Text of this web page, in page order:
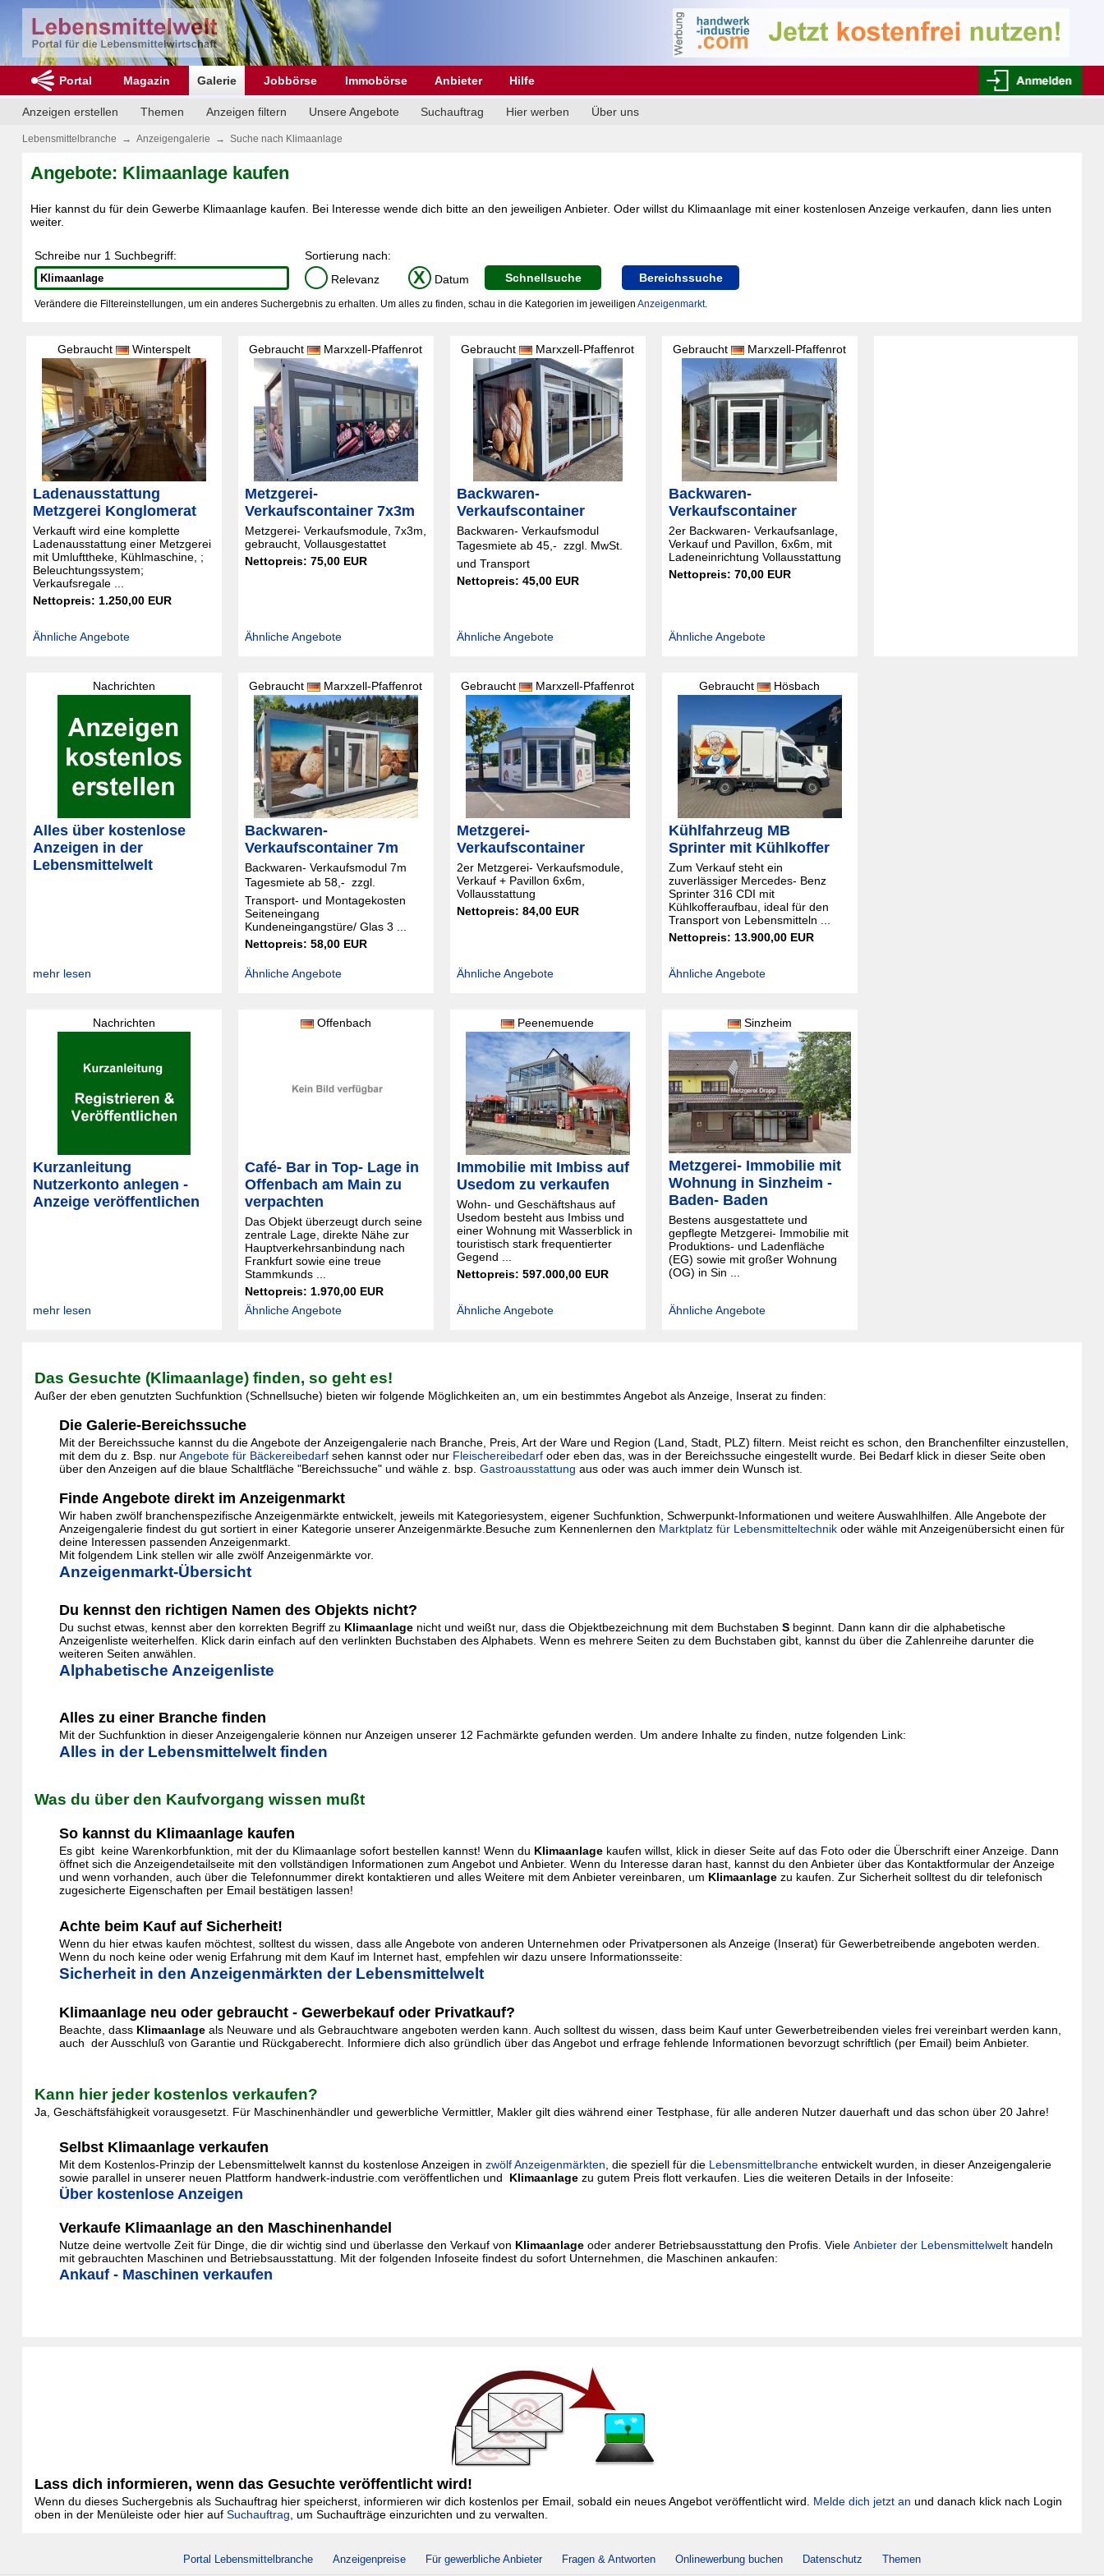
Portal Magazin Galerie Jobbörse Immobörse Anbieter Hilfe
Anzeigen erstellen Themen Anzeigen filtern Unsere Angebote Suchauftrag Hier werben Über uns
Lebensmittelbranche → Anzeigengalerie → Suche nach Klimaanlage
Angebote: Klimaanlage kaufen
Hier kannst du für dein Gewerbe Klimaanlage kaufen. Bei Interesse wende dich bitte an den jeweiligen Anbieter. Oder willst du Klimaanlage mit einer kostenlosen Anzeige verkaufen, dann lies unten
weiter.
Schreibe nur 1 Suchbegriff:
Sortierung nach:
Relevanz
X Datum Schnellsuche Bereichssuche
Verändere die Filtereinstellungen, um ein anderes Suchergebnis zu erhalten. Um alles zu finden, schau in die Kategorien im jeweiligen Anzeigenmarkt.
Gebraucht Winterspelt
Ladenausstattung
Metzgerei Konglomerat
Verkauft wird eine komplette
Ladenausstattung einer Metzgerei
mit Umlufttheke, Kühlmaschine, ;
Beleuchtungssystem;
Verkaufsregale ...
Nettopreis: 1.250,00 EUR
Ähnliche Angebote
Gebraucht Marxzell-Pfaffenrot
Metzgerei-
Verkaufscontainer 7x3m
Metzgerei- Verkaufsmodule, 7x3m,
gebraucht, Vollausgestattet
Nettopreis: 75,00 EUR
Ähnliche Angebote
Gebraucht Marxzell-Pfaffenrot
Backwaren-
Verkaufscontainer
Backwaren- Verkaufsmodul
Tagesmiete ab 45,-  zzgl. MwSt.
und Transport
Nettopreis: 45,00 EUR
Ähnliche Angebote
Gebraucht Marxzell-Pfaffenrot
Backwaren-
Verkaufscontainer
2er Backwaren- Verkaufsanlage,
Verkauf und Pavillon, 6x6m, mit
Ladeneinrichtung Vollausstattung
Nettopreis: 70,00 EUR
Ähnliche Angebote
Nachrichten
Alles über kostenlose
Anzeigen in der
Lebensmittelwelt
mehr lesen
Gebraucht Marxzell-Pfaffenrot
Backwaren-
Verkaufscontainer 7m
Backwaren- Verkaufsmodul 7m
Tagesmiete ab 58,-  zzgl.
Transport- und Montagekosten
Seiteneingang
Kundeneingangstüre/ Glas 3 ...
Nettopreis: 58,00 EUR
Ähnliche Angebote
Gebraucht Marxzell-Pfaffenrot
Metzgerei-
Verkaufscontainer
2er Metzgerei- Verkaufsmodule,
Verkauf + Pavillon 6x6m,
Vollausstattung
Nettopreis: 84,00 EUR
Ähnliche Angebote
Gebraucht Hösbach
Kühlfahrzeug MB
Sprinter mit Kühlkoffer
Zum Verkauf steht ein
zuverlässiger Mercedes- Benz
Sprinter 316 CDI mit
Kühlkofferaufbau, ideal für den
Transport von Lebensmitteln ...
Nettopreis: 13.900,00 EUR
Ähnliche Angebote
Nachrichten
Kurzanleitung
Nutzerkonto anlegen -
Anzeige veröffentlichen
mehr lesen
Offenbach
Café- Bar in Top- Lage in
Offenbach am Main zu
verpachten
Das Objekt überzeugt durch seine
zentrale Lage, direkte Nähe zur
Hauptverkehrsanbindung nach
Frankfurt sowie eine treue
Stammkunds ...
Nettopreis: 1.970,00 EUR
Ähnliche Angebote
Peenemuende
Immobilie mit Imbiss auf
Usedom zu verkaufen
Wohn- und Geschäftshaus auf
Usedom besteht aus Imbiss und
einer Wohnung mit Wasserblick in
touristisch stark frequentierter
Gegend ...
Nettopreis: 597.000,00 EUR
Ähnliche Angebote
Sinzheim
Metzgerei- Immobilie mit
Wohnung in Sinzheim -
Baden- Baden
Bestens ausgestattete und
gepflegte Metzgerei- Immobilie mit
Produktions- und Ladenfläche
(EG) sowie mit großer Wohnung
(OG) in Sin ...
Ähnliche Angebote
Das Gesuchte (Klimaanlage) finden, so geht es!
Außer der eben genutzten Suchfunktion (Schnellsuche) bieten wir folgende Möglichkeiten an, um ein bestimmtes Angebot als Anzeige, Inserat zu finden:
Die Galerie-Bereichssuche
Mit der Bereichssuche kannst du die Angebote der Anzeigengalerie nach Branche, Preis, Art der Ware und Region (Land, Stadt, PLZ) filtern. Meist reicht es schon, den Branchenfilter einzustellen,
mit dem du z. Bsp. nurAngebote für Bäckereibedarfsehen kannst oder nur Fleischereibedarfoder eben das, was in der Bereichssuche eingestellt wurde. Bei Bedarf klick in dieser Seite oben
über den Anzeigen auf die blaue Schaltfläche "Bereichssuche" und wähle z. bsp. Gastroausstattung aus oder was auch immer dein Wunsch ist.
Finde Angebote direkt im Anzeigenmarkt
Wir haben zwölf branchenspezifische Anzeigenmärkte entwickelt, jeweils mit Kategoriesystem, eigener Suchfunktion, Schwerpunkt-Informationen und weitere Auswahlhilfen. Alle Angebote der
Anzeigengalerie findest du gut sortiert in einer Kategorie unserer Anzeigenmärkte.Besuche zum Kennenlernen den Marktplatz für Lebensmitteltechnikoder wähle mit Anzeigenübersicht einen für
deine Interessen passenden Anzeigenmarkt.
Mit folgendem Link stellen wir alle zwölf Anzeigenmärkte vor.
Anzeigenmarkt-Übersicht
Du kennst den richtigen Namen des Objekts nicht?
Du suchst etwas, kennst aber den korrekten Begriff zu Klimaanlagenicht und weißt nur, dass die Objektbezeichnung mit dem Buchstaben Sbeginnt. Dann kann dir die alphabetische
Anzeigenliste weiterhelfen. Klick darin einfach auf den verlinkten Buchstaben des Alphabets. Wenn es mehrere Seiten zu dem Buchstaben gibt, kannst du über die Zahlenreihe darunter die
weiteren Seiten anwählen.
Alphabetische Anzeigenliste
Alles zu einer Branche finden
Mit der Suchfunktion in dieser Anzeigengalerie können nur Anzeigen unserer 12 Fachmärkte gefunden werden. Um andere Inhalte zu finden, nutze folgenden Link:
Alles in der Lebensmittelwelt finden
Was du über den Kaufvorgang wissen mußt
So kannst du Klimaanlage kaufen
Es gibt keine Warenkorbfunktion, mit der du Klimaanlage sofort bestellen kannst! Wenn du Klimaanlagekaufen willst, klick in dieser Seite auf das Foto oder die Überschrift einer Anzeige. Dann
öffnet sich die Anzeigendetailseite mit den vollständigen Informationen zum Angebot und Anbieter. Wenn du Interesse daran hast, kannst du den Anbieter über das Kontaktformular der Anzeige
und wenn vorhanden, auch über die Telefonnummer direkt kontaktieren und alles Weitere mit dem Anbieter vereinbaren, um Klimaanlagezu kaufen. Zur Sicherheit solltest du dir telefonisch
zugesicherte Eigenschaften per Email bestätigen lassen!
Achte beim Kauf auf Sicherheit!
Wenn du hier etwas kaufen möchtest, solltest du wissen, dass alle Angebote von anderen Unternehmen oder Privatpersonen als Anzeige (Inserat) für Gewerbetreibende angeboten werden.
Wenn du noch keine oder wenig Erfahrung mit dem Kauf im Internet hast, empfehlen wir dazu unsere Informationsseite:
Sicherheit in den Anzeigenmärkten der Lebensmittelwelt
Klimaanlage neu oder gebraucht - Gewerbekauf oder Privatkauf?
Beachte, dass Klimaanlageals Neuware und als Gebrauchtware angeboten werden kann. Auch solltest du wissen, dass beim Kauf unter Gewerbetreibenden vieles frei vereinbart werden kann,
auch der Ausschluß von Garantie und Rückgaberecht. Informiere dich also gründlich über das Angebot und erfrage fehlende Informationen bevorzugt schriftlich (per Email) beim Anbieter.
Kann hier jeder kostenlos verkaufen?
Ja, Geschäftsfähigkeit vorausgesetzt. Für Maschinenhändler und gewerbliche Vermittler, Makler gilt dies während einer Testphase, für alle anderen Nutzer dauerhaft und das schon über 20 Jahre!
Selbst Klimaanlage verkaufen
Mit dem Kostenlos-Prinzip der Lebensmittelwelt kannst du kostenlose Anzeigen in zwölf Anzeigenmärkten , die speziell für die Lebensmittelbrancheentwickelt wurden, in dieser Anzeigengalerie
sowie parallel in unserer neuen Plattform handwerk-industrie.com veröffentlichen und Klimaanlagezu gutem Preis flott verkaufen. Lies die weiteren Details in der Infoseite:
Über kostenlose Anzeigen
Verkaufe Klimaanlage an den Maschinenhandel
Nutze deine wertvolle Zeit für Dinge, die dir wichtig sind und überlasse den Verkauf von Klimaanlageoder anderer Betriebsausstattung den Profis. Viele Anbieter der Lebensmittelwelthandeln
mit gebrauchten Maschinen und Betriebsausstattung. Mit der folgenden Infoseite findest du sofort Unternehmen, die Maschinen ankaufen:
Ankauf - Maschinen verkaufen
Lass dich informieren, wenn das Gesuchte veröffentlicht wird!
Wenn du dieses Suchergebnis als Suchauftrag hier speicherst, informieren wir dich kostenlos per Email, sobald ein neues Angebot veröffentlicht wird. Melde dich jetzt an und danach klick nach Login
oben in der Menüleiste oder hier auf Suchauftrag , um Suchaufträge einzurichten und zu verwalten.
Portal Lebensmittelbranche Anzeigenpreise Für gewerbliche Anbieter Fragen & Antworten Onlinewerbung buchen Datenschutz Themen